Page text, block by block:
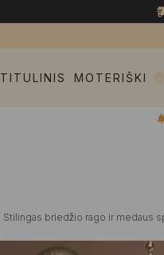
TITULINIS MOTERIŠKI
Stilingas briedžio rago ir medaus